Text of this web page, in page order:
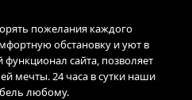
пожелания каждого
обстановку и уют в
сайта, позволяет
мечты. 24 часа в сутки наши
любому.